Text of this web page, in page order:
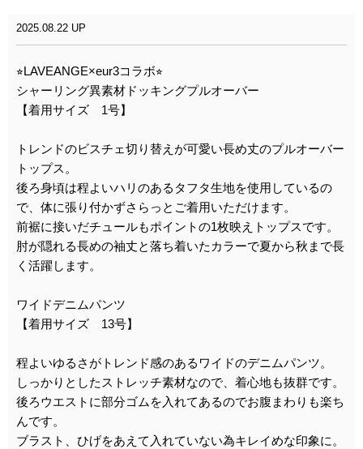
2025.08.22 UP
⭐︎LAVEANGE×eur3コラボ⭐︎
シャーリング異素材ドッキングプルオーバー
【着用サイズ 1号】
トレンドのビスチェ切り替えが可愛い長め丈のプルオーバー
トップス。
後ろ身頃は程よいハリのあるタフタ生地を使用しているの
で、体に張り付かずさらっとご着用いただけます。
前裾に接いだチュールもポイントの1枚映えトップスです。
肘が隠れる長めの袖丈と落ち着いたカラーで夏から秋まで長
く活躍します。
ワイドデニムパンツ
【着用サイズ 13号】
程よいゆるさがトレンド感のあるワイドのデニムパンツ。
しっかりとしたストレッチ素材なので、着心地も抜群です。
後ろウエストに部分ゴムを入れてあるのでお腹まわりも楽ち
んです。
ブラスト、ひげをあえて入れていない為キレイめな印象に。